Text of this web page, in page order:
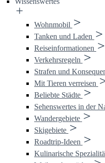
Wohnmobil
Tanken und Laden
Reiseinformationen
Verkehrsregeln
Strafen und
Mit Tieren verreisen
Beliebte Städte
Sehenswertes in der
Wandergebiete
Skigebiete
Roadtrip-Ideen
Kulinarische